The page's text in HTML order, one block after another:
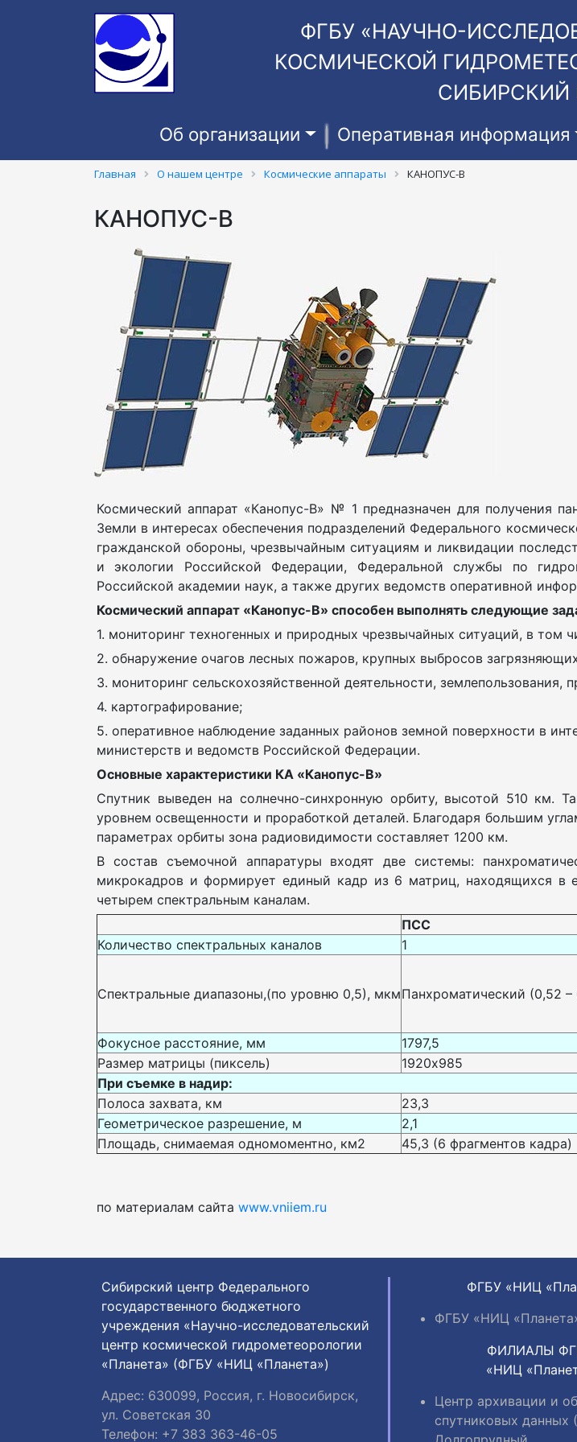
ФГБУ «НАУЧНО-
КОСМИЧЕСКОЙ
СИБИРСКИЙ
Об организации Оперативная информация
Главная О нашем центре Космические аппараты КАНОПУС-В
КАНОПУС-В
Космический аппарат «Канопус-В» № 1 предназначен для получения
Земли в интересах обеспечения подразделений Федерального
гражданской обороны, чрезвычайным ситуациям и ликвидации
и экологии Российской Федерации, Федеральной службы по
Российской академии наук, а также других ведомств оперативной
Космический аппарат «Канопус-В» способен выполнять следующие
1. мониторинг техногенных и природных чрезвычайных ситуаций, в том
2. обнаружение очагов лесных пожаров, крупных выбросов
3. мониторинг сельскохозяйственной деятельности,
4. картографирование;
5. оперативное наблюдение заданных районов земной поверхности в
министерств и ведомств Российской Федерации.
Основные характеристики КА «Канопус-В»
Спутник выведен на солнечно-синхронную орбиту, высотой 510 км.
уровнем освещенности и проработкой деталей. Благодаря большим
параметрах орбиты зона радиовидимости составляет 1200 км.
В состав съемочной аппаратуры входят две системы:
микрокадров и формирует единый кадр из 6 матриц, находящихся
четырем спектральным каналам.
ПСС
Количество спектральных каналов
1
Спектральные диапазоны,(по уровню 0,5), мкмПанхроматический (0,52 –
Фокусное расстояние, мм
1797,5
Размер матрицы (пиксель)
1920х985
При съемке в надир:
Полоса захвата, км
23,3
Геометрическое разрешение, м
2,1
Площадь, снимаемая одномоментно, км2
45,3 (6 фрагментов кадра)
по материалам сайта www.vniiem.ru
Сибирский центр Федерального
государственного бюджетного
учреждения «Научно-исследовательский
центр космической гидрометеорологии
«Планета» (ФГБУ «НИЦ «Планета»)
Адрес: 630099, Россия, г. Новосибирск,
ул. Советская 30
Телефон: +7 383 363-46-05
ФГБУ «НИЦ
ФГБУ «НИЦ
ФИЛИАЛЫ
«НИЦ
Центр архивации и
спутниковых данных